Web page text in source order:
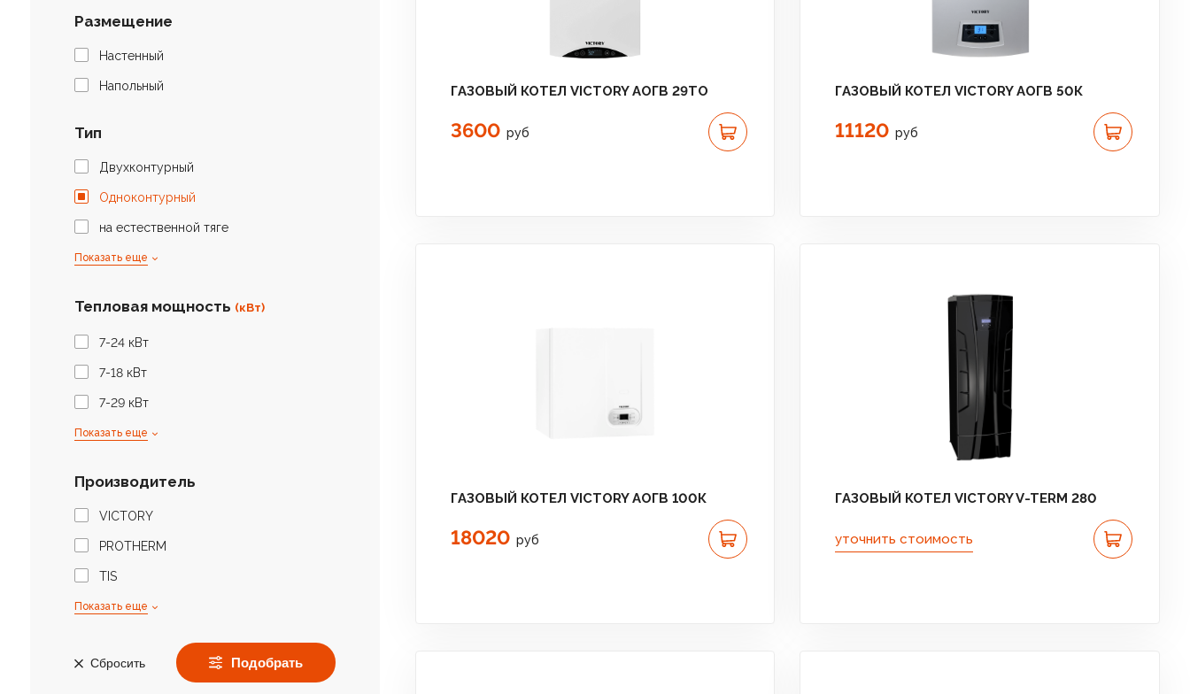
Размещение
Настенный
Напольный
Тип
Двухконтурный
Одноконтурный
на естественной тяге
Показать еще
Тепловая мощность (кВт)
7-24 кВт
7-18 кВт
7-29 кВт
Показать еще
Производитель
VICTORY
PROTHERM
TIS
Показать еще
Сбросить Подобрать
ГАЗОВЫЙ КОТЕЛ VICTORY АОГВ 29TO
3600 руб
ГАЗОВЫЙ КОТЕЛ VICTORY АОГВ 50К
11120 руб
ГАЗОВЫЙ КОТЕЛ VICTORY АОГВ 100К
18020 руб
ГАЗОВЫЙ КОТЕЛ VICTORY V-TERM 280
уточнить стоимость